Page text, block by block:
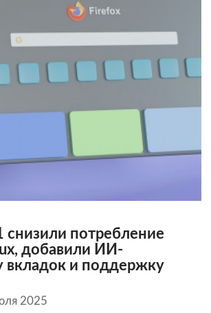
снизили потребление
добавили ИИ-
вкладок и поддержку
2025